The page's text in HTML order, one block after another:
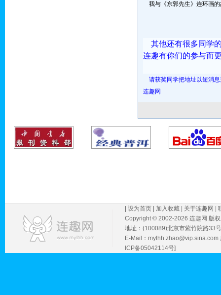
我与《东郭先生》连环画
其他还有很多同学
连趣有你们的参与而
请获奖同学把地址以短消
连趣网
设为首页 加入收藏 关于连趣网
Copyright © 2002-2026 连趣网 版
地址：(100089)北京市紫竹院路33
E-Mail：
ICP备05042114号]